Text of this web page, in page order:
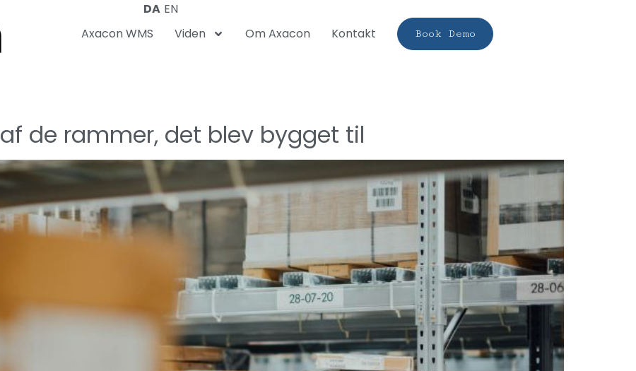
DA EN
Axacon WMS
Viden Om Axacon Kontakt Book Demo
de rammer, det blev bygget til